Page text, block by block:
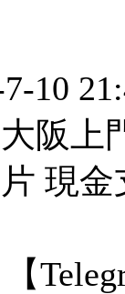
10
阪上
現
【